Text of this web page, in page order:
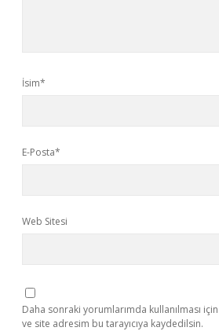
İsim*
E-Posta*
Web Sitesi
Daha sonraki yorumlarımda kullanılması
ve site adresim bu tarayıcıya kaydedilsin.